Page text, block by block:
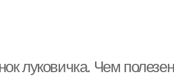
луковичка. Чем